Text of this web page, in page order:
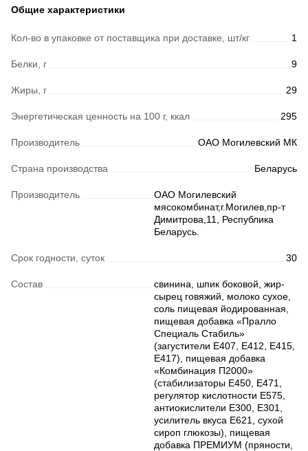
Общие характеристики
Кол-во в упаковке от поставщика при доставке, шт/кг 1
Белки, г 9
Жиры, г 29
Энергетическая ценность на 100 г, ккал 295
Производитель ОАО Могилевский МК
Страна производства Беларусь
Производитель
ОАО Могилевский
мясокомбинат,г.Могилев,пр-т
Димитрова,11, Республика
Беларусь.
Срок годности, суток 30
Состав
свинина, шпик боковой, жир-
сырец говяжий, молоко сухое,
соль пищевая йодированная,
пищевая добавка «Пралло
Специаль Стабиль»
(загустители Е407, Е412, Е415,
Е417), пищевая добавка
«Комбинация П2000»
(стабилизаторы Е450, Е471,
регулятор кислотности Е575,
антиокислители Е300, Е301,
усилитель вкуса Е621, сухой
сироп глюкозы), пищевая
добавка ПРЕМИУМ (пряности,